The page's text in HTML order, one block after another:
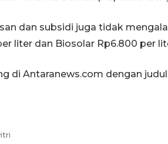
dan subsidi juga tidak
liter dan Biosolar Rp6.800 per
di Antaranews.com dengan